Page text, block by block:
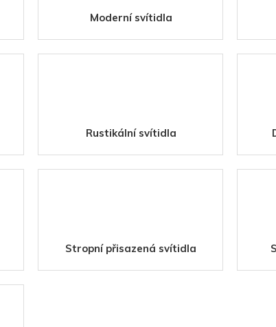
Moderní svítidla
Rustikální svítidla
Stropní přisazená svítidla